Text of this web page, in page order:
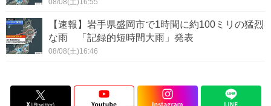
08/08(土)16:55
【速報】岩手県盛岡市で1時間に約100ミリの猛烈
な雨 「記録的短時間大雨」発表
08/08(土)16:46